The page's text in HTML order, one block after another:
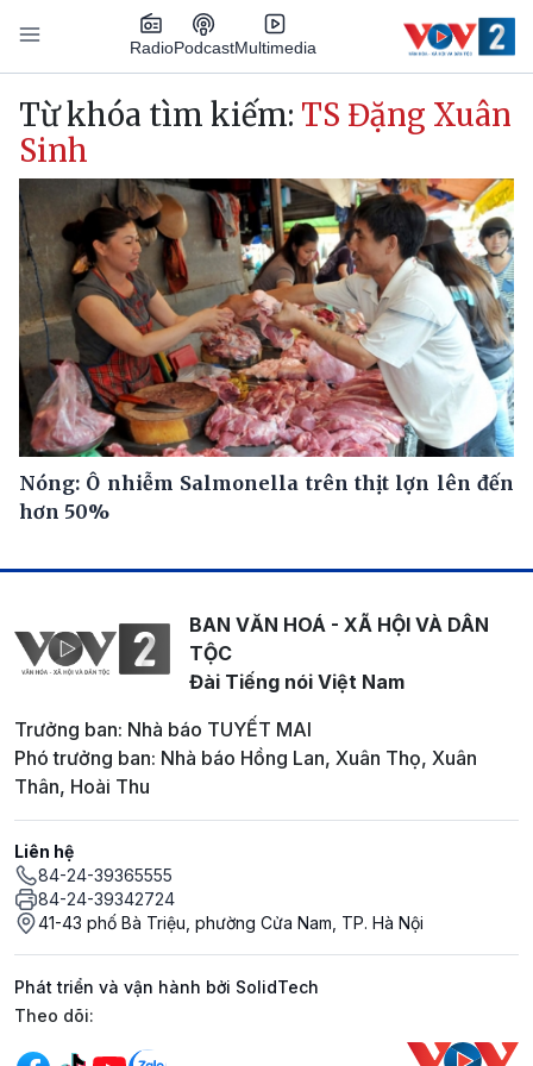
Nhảy đến nội dung
RadioPodcastMultimedia
Main navigation
Từ khóa tìm kiếm: TS Đặng Xuân
Sinh
Nóng: Ô nhiễm Salmonella trên thịt lợn lên đến
hơn 50%
BAN VĂN HOÁ - XÃ HỘI VÀ DÂN
TỘC
Đài Tiếng nói Việt Nam
Trưởng ban: Nhà báo TUYẾT MAI
Phó trưởng ban: Nhà báo Hồng Lan, Xuân Thọ, Xuân
Thân, Hoài Thu
Liên hệ
84-24-39365555
84-24-39342724
41-43 phố Bà Triệu, phường Cửa Nam, TP. Hà Nội
Phát triển và vận hành bởi SolidTech
Mạng xã hội
Theo dõi: